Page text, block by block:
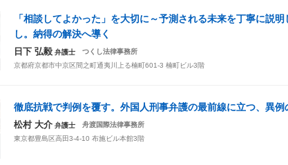
「相談してよかった」を大切に～予測される未来を丁寧に説
し。納得の解決へ導く
日下 弘毅 弁護士
つくし法律事務所
京都府京都市中京区間之町通夷川上る楠町601-3 楠町ビル3階
徹底抗戦で判例を覆す。外国人刑事弁護の最前線に立つ、異例
松村 大介 弁護士
舟渡国際法律事務所
東京都豊島区高田3-4-10 布施ビル本館3階